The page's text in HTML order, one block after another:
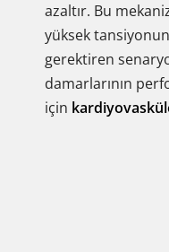
azaltır. Bu
yüksek
gerektiren
damarlarının
için